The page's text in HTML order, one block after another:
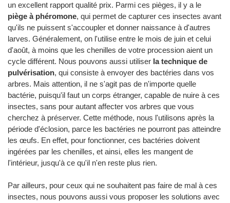
un excellent rapport qualité prix. Parmi ces pièges, il y a le
piège à phéromone, qui permet de capturer ces insectes avant
qu'ils ne puissent s'accoupler et donner naissance à d'autres
larves. Généralement, on l'utilise entre le mois de juin et celui
d'août, à moins que les chenilles de votre procession aient un
cycle différent. Nous pouvons aussi utiliser la technique de
pulvérisation, qui consiste à envoyer des bactéries dans vos
arbres. Mais attention, il ne s'agit pas de n'importe quelle
bactérie, puisqu'il faut un corps étranger, capable de nuire à ces
insectes, sans pour autant affecter vos arbres que vous
cherchez à préserver. Cette méthode, nous l'utilisons après la
période d'éclosion, parce les bactéries ne pourront pas atteindre
les œufs. En effet, pour fonctionner, ces bactéries doivent
ingérées par les chenilles, et ainsi, elles les mangent de
l'intérieur, jusqu'à ce qu'il n'en reste plus rien.
Par ailleurs, pour ceux qui ne souhaitent pas faire de mal à ces
insectes, nous pouvons aussi vous proposer les solutions avec